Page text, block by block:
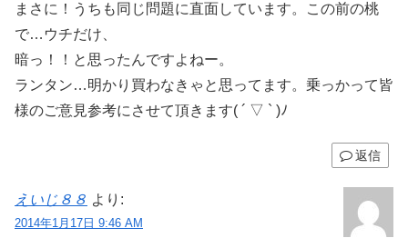
まさに！うちも同じ問題に直面しています。この前の桃
で…ウチだけ、
暗っ！！と思ったんですよねー。
ランタン…明かり買わなきゃと思ってます。乗っかって皆
様のご意見参考にさせて頂きます( ´ ▽ ` )ﾉ
返信
えいじ８８ より:
2014年1月17日 9:46 AM